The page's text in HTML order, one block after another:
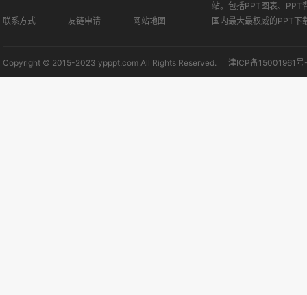
联系方式 友链申请 网站地图
站。包括PPT图表、PPT
国内最大最权威的PPT下
Copyright © 2015-2023 ypppt.com All Rights Reserved. 津ICP备15001961号